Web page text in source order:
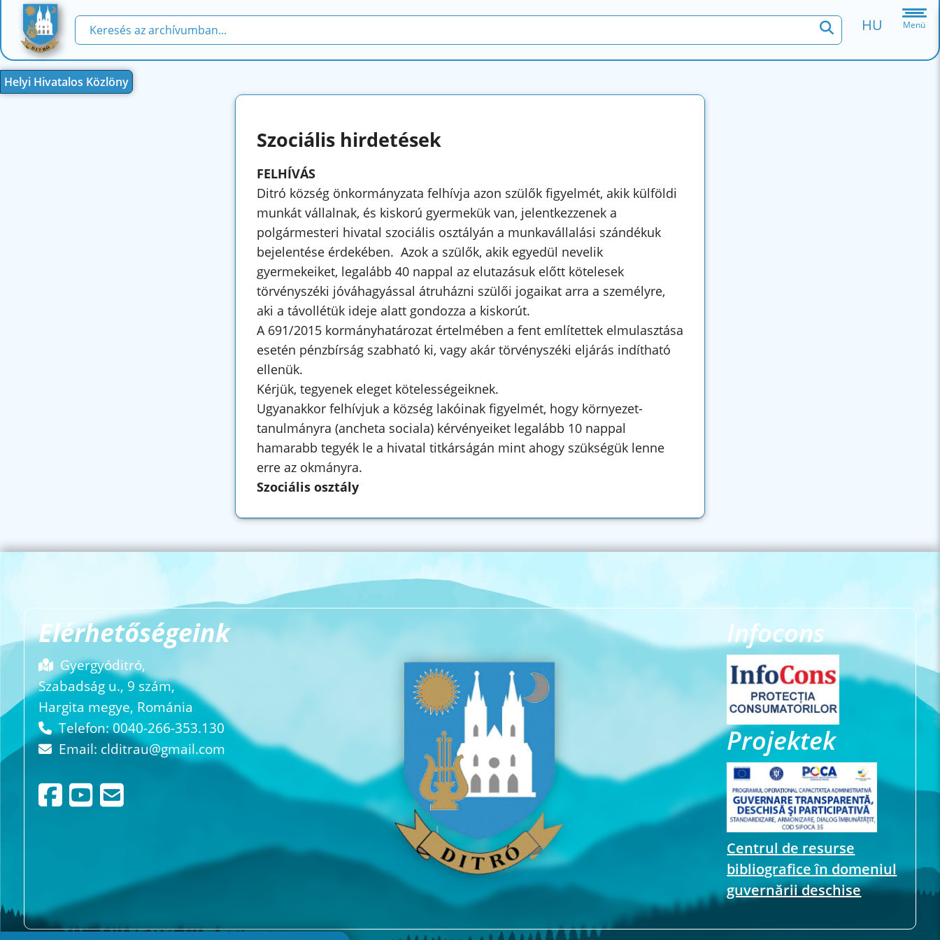
HU Menü
Helyi Hivatalos Közlöny
Szociális hirdetések
FELHÍVÁS
Ditró község önkormányzata felhívja azon szülők figyelmét, akik külföldi
munkát vállalnak, és kiskorú gyermekük van, jelentkezzenek a
polgármesteri hivatal szociális osztályán a munkavállalási szándékuk
bejelentése érdekében. Azok a szülők, akik egyedül nevelik
gyermekeiket, legalább 40 nappal az elutazásuk előtt kötelesek
törvényszéki jóváhagyással átruházni szülői jogaikat arra a személyre,
aki a távollétük ideje alatt gondozza a kiskorút.
A 691/2015 kormányhatározat értelmében a fent említettek elmulasztása
esetén pénzbírság szabható ki, vagy akár törvényszéki eljárás indítható
ellenük.
Kérjük, tegyenek eleget kötelességeiknek.
Ugyanakkor felhívjuk a község lakóinak figyelmét, hogy környezet-
tanulmányra (ancheta sociala) kérvényeiket legalább 10 nappal
hamarabb tegyék le a hivatal titkárságán mint ahogy szükségük lenne
erre az okmányra.
Szociális osztály
Elérhetőségeink
Gyergyóditró,
Szabadság u., 9 szám,
Hargita megye, Románia
Telefon: 0040-266-353.130
Email: clditrau@gmail.com
Infocons
Projektek
Centrul de resurse
bibliografice în domeniul
guvernării deschise